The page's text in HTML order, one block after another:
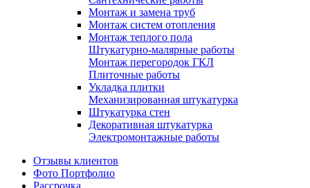
Монтаж и замена труб
Монтаж систем отопления
Монтаж теплого пола
Штукатурно-малярные работы
Монтаж перегородок ГКЛ
Плиточные работы
Укладка плитки
Механизированная штукатурка
Штукатурка стен
Декоративная штукатурка
Электромонтажные работы
Отзывы клиентов
Фото Портфолио
Рассрочка